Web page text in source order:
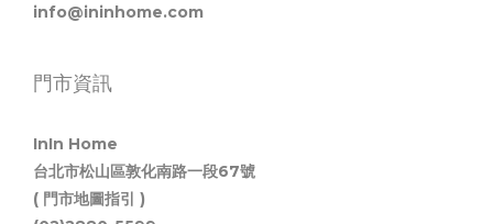
info@ininhome.com
門市資訊
InIn Home
台北市松山區敦化南路一段67號
( 門市地圖指引 )